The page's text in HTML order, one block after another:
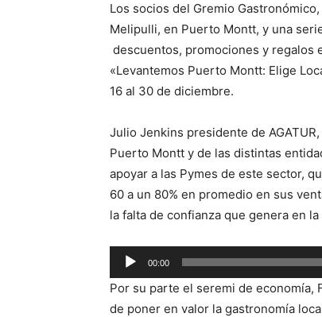
Los socios del Gremio
Melipulli, en Puerto Montt, y una
descuentos, promociones y regalos
«Levantemos Puerto Montt: Elige
16 al 30 de diciembre.
Julio Jenkins presidente de
Puerto Montt y de las distintas
apoyar a las Pymes de este sector,
60 a un 80% en promedio en sus
la falta de confianza que genera en
Reproductor
de
audio
00:00
Por su parte el seremi de economía,
de poner en valor la gastronomía